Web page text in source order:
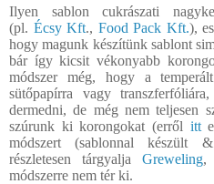
Ilyen sablon cukrászati
(pl. Écsy Kft., Food Pack Kft.),
hogy magunk készítünk sablont
bár így kicsit vékonyabb
módszer még, hogy a
sütőpapírra vagy
dermedni, de még nem teljesen
szúrunk ki korongokat (erről itt
módszert (sablonnal készült
részletesen tárgyalja Greweling,
módszerre nem tér ki.